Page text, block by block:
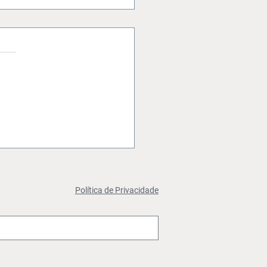
Política de Privacidade